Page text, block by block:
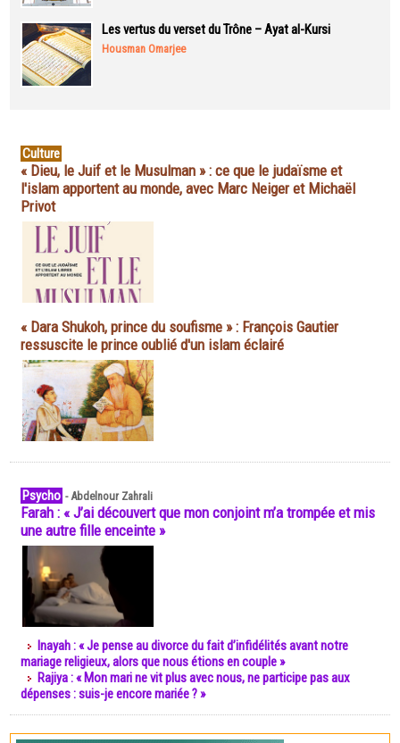
Les vertus du verset du Trône – Ayat al-Kursi
Housman Omarjee
Culture
« Dieu, le Juif et le Musulman » : ce que le judaïsme et
l'islam apportent au monde, avec Marc Neiger et Michaël
Privot
« Dara Shukoh, prince du soufisme » : François Gautier
ressuscite le prince oublié d'un islam éclairé
Psycho -Abdelnour Zahrali
Farah : « J’ai découvert que mon conjoint m’a trompée et mis
une autre fille enceinte »
Inayah : « Je pense au divorce du fait d’infidélités avant notre
mariage religieux, alors que nous étions en couple »
Rajiya : « Mon mari ne vit plus avec nous, ne participe pas aux
dépenses : suis-je encore mariée ? »